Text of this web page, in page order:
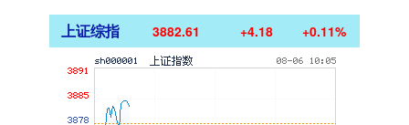
上证综指 3882.61 +4.18 +0.11%